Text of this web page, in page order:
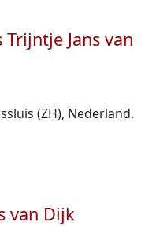
Jans van
(ZH), Nederland.
van Dijk